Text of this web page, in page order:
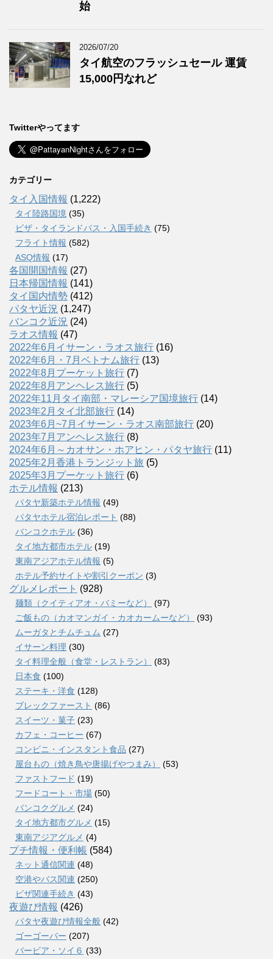
始
2026/07/20
タイ航空のフラッシュセール 運賃
15,000円なれど
Twitterやってます
カテゴリー
タイ入国情報 (1,222)
タイ陸路国境 (35)
ビザ・タイランドパス・入国手続き (75)
フライト情報 (582)
ASQ情報 (17)
各国開国情報 (27)
日本帰国情報 (141)
タイ国内情勢 (412)
パタヤ近況 (1,247)
バンコク近況 (24)
ラオス情報 (47)
2022年6月イサーン・ラオス旅行 (16)
2022年6月・7月ベトナム旅行 (13)
2022年8月プーケット旅行 (7)
2022年8月アンヘレス旅行 (5)
2022年11月タイ南部・マレーシア国境旅行 (14)
2023年2月タイ北部旅行 (14)
2023年6月~7月イサーン・ラオス南部旅行 (20)
2023年7月アンヘレス旅行 (8)
2024年6月～カオサン・ホアヒン・パタヤ旅行 (11)
2025年2月香港トランジット旅 (5)
2025年3月プーケット旅行 (6)
ホテル情報 (213)
パタヤ新築ホテル情報 (49)
パタヤホテル宿泊レポート (88)
バンコクホテル (36)
タイ地方都市ホテル (19)
東南アジアホテル情報 (5)
ホテル予約サイトや割引クーポン (3)
グルメレポート (928)
麺類（クイティアオ・バミーなど）
(97)
ご飯もの（カオマンガイ・カオカームーなど）
(93)
ムーガタとチムチュム (27)
イサーン料理 (30)
タイ料理全般（食堂・レストラン）
(83)
日本食 (100)
ステーキ・洋食 (128)
ブレックファースト (86)
スイーツ・菓子 (23)
カフェ・コーヒー (67)
コンビニ・インスタント食品 (27)
屋台もの（焼き鳥や唐揚げやつまみ）
(53)
ファストフード (19)
フードコート・市場 (50)
バンコクグルメ (24)
タイ地方都市グルメ (15)
東南アジアグルメ (4)
プチ情報・便利帳 (584)
ネット通信関連 (48)
空港やバス関連 (250)
ビザ関連手続き (43)
夜遊び情報 (426)
パタヤ夜遊び情報全般 (42)
ゴーゴーバー (207)
バービア・ソイ６ (33)